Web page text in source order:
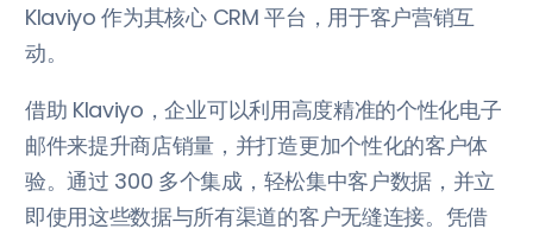
Klaviyo 作为其核心 CRM 平台，用于客户营销互
动。
借助 Klaviyo，企业可以利用高度精准的个性化电子
邮件来提升商店销量，并打造更加个性化的客户体
验。通过 300 多个集成，轻松集中客户数据，并立
即使用这些数据与所有渠道的客户无缝连接。凭借